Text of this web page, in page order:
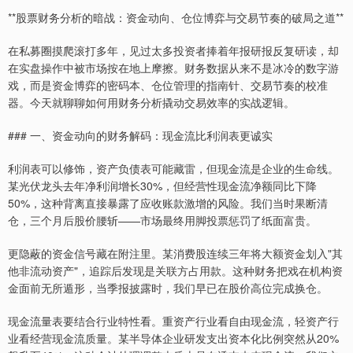
**股票财务分析的暗战：资金动向、仓位博弈与交易节奏的破局之道**
在私募圈摸爬滚打多年，见过太多投资者捧着年报研报反复研读，却
在实盘操作中被市场按在地上摩擦。财务数据从来不是冰冷的数字游
戏，而是资金博弈的密码本、仓位管理的指南针、交易节奏的校准
器。今天就聊聊如何用财务分析撬动交易效率的实战逻辑。
### 一、资金动向的财务解码：现金流比利润表更诚实
利润表可以修饰，资产负债表可能藏雷，但现金流是企业的生命线。
某光伏龙头去年净利润增长30%，但经营性现金流净额同比下降
50%，这种背离直接暴露了应收账款激增的风险。我们当时果断清
仓，三个月后股价腰斩——市场最终用脚投票惩罚了纸面富贵。
更隐蔽的资金信号藏在附注里。某消费股连续三年将大额资金划入"其
他非流动资产"，追踪后发现是关联方占用款。这种财务把戏在机构资
金面前无所遁形，当季报披露时，我们早已在股价高位完成换仓。
现金流量表要结合行业特性看。重资产行业看自由现金流，轻资产行
业看经营现金流质量。某半导体企业研发支出资本化比例突然从20%